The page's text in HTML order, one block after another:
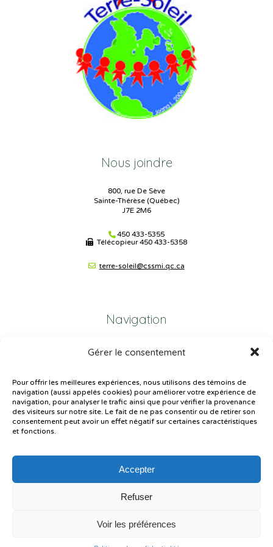
Gérer le consentement
Pour offrir les meilleures expériences, nous utilisons des témoins de
navigation (aussi appelés cookies) pour améliorer votre expérience de
navigation, pour analyser le trafic ainsi que pour vérifier la provenance
des visiteurs sur notre site. Le fait de ne pas consentir ou de retirer son
consentement peut avoir un effet négatif sur certaines caractéristiques
et fonctions.
Accepter
Refuser
Voir les préférences
Nous joindre
800, rue De Sève
Sainte-Thérèse (Québec)
J7E 2M6
450 433-5355
Télécopieur450 433-5358
terre-soleil@cssmi.qc.ca
Navigation
Plan du site
Plainte – service à l’élève
Politique de confidentialité
Le CSSMI autorise certaines intelligences artificielles contrôlées et
pourraient avoir été utilisés pour soutenir la rédaction de ce contenu.